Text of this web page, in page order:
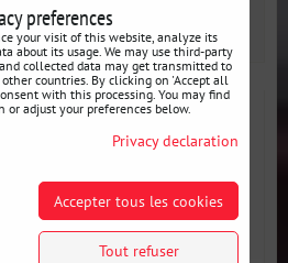
AU PANIER
GM Chevrolet LS V8
et boîtes de vitesses Nissan
pour moteur GM Chevrolet
preferences
your visit of this website, analyze its
about its usage. We may use third-party
collected data may get transmitted to
countries. By clicking on 'Accept all
with this processing. You may find
adjust your preferences below.
Privacy declaration
Accepter tous les cookies
Tout refuser